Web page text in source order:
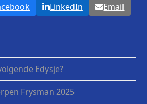
LinkedIn Email
Edysje?
Frysman 2025